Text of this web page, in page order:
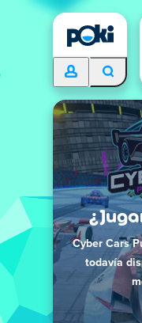
Cyber Cars
todavía